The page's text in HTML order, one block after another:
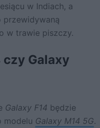
w Indiach, a
przewidywaną
w trawie piszczy.
czy Galaxy
Galaxy F14 będzie
modelu Galaxy M14 5G.